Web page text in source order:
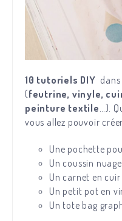
10 tutoriels DIY
(feutrine, vinyle,
peinture textile …).
vous allez pouvoir
Une pochette
Un coussin nuage
Un carnet en cuir
Un petit pot en
Un tote bag